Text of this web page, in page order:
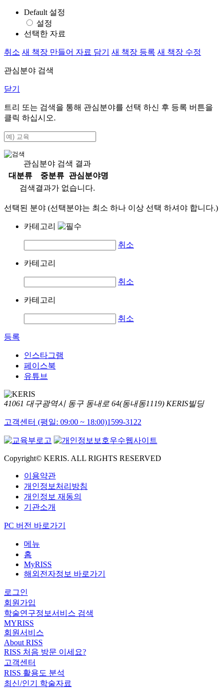
Default 설정
설정
선택한 자료
취소 새 책장 만들어 자료 담기 새 책장 등록 새 책장 수정
관심분야 검색
닫기
트리 또는 검색을 통해 관심분야를 선택 하신 후 등록 버튼을
클릭 하십시오.
관심분야 검색 결과
대분류
중분류
관심분야명
검색결과가 없습니다.
선택된 분야 (선택분야는 최소 하나 이상 선택 하셔야 합니다.)
카테고리
취소
카테고리
취소
카테고리
취소
등록
인스타그램
페이스북
유튜브
41061 대구광역시 동구 동내로 64(동내동1119) KERIS빌딩
고객센터 (평일: 09:00 ~ 18:00)1599-3122
Copyright© KERIS. ALL RIGHTS RESERVED
이용약관
개인정보처리방침
개인정보 재동의
기관소개
PC 버전 바로가기
메뉴
홈
MyRISS
해외전자정보 바로가기
로그인
회원가입
학술연구정보서비스 검색
MYRISS
회원서비스
About RISS
RISS 처음 방문 이세요?
고객센터
RISS 활용도 분석
최신/인기 학술자료